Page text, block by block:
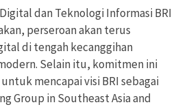
dan Teknologi Informasi BRI
perseroan akan terus
di tengah kecanggihan
Selain itu, komitmen ini
mencapai visi BRI sebagai
Group in Southeast Asia and